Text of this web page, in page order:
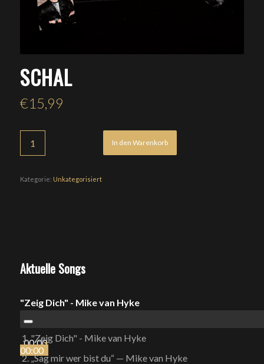
SCHAL
€15,99
In den Warenkorb
Kategorie: Unkategorisiert
Aktuelle Songs
"Zeig Dich" - Mike van Hyke
00:00
00:00
1."Zeig Dich" - Mike van Hyke
2.„Sag mir wer bist du“ — Mike van Hyke